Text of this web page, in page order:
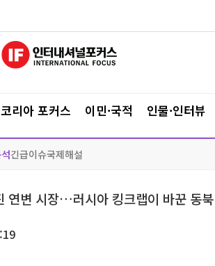
코리아 포커스 이민·국적 인물·인터뷰
긴급이슈국제해설
연변 시장…러시아 킹크랩이 바꾼 동북